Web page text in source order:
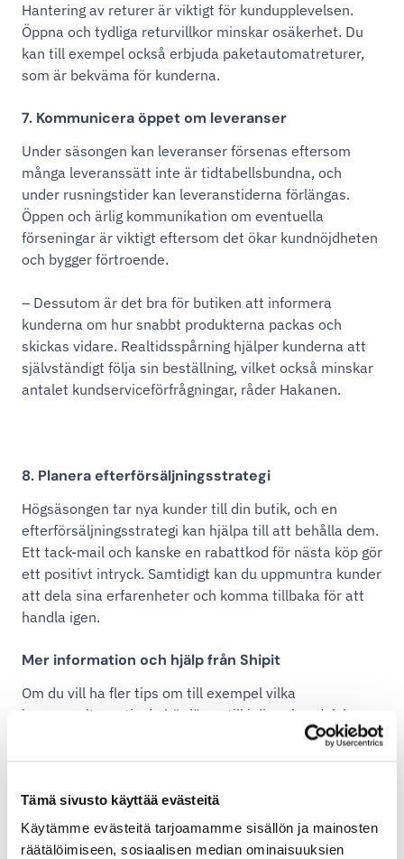
Tämä sivusto käyttää evästeitä
Käytämme evästeitä tarjoamamme sisällön ja mainosten
räätälöimiseen, sosiaalisen median ominaisuuksien
Hantering av returer är viktigt för kundupplevelsen.
Öppna och tydliga returvillkor minskar osäkerhet. Du
kan till exempel också erbjuda paketautomatreturer,
som är bekväma för kunderna.
7. Kommunicera öppet om leveranser
Under säsongen kan leveranser försenas eftersom
många leveranssätt inte är tidtabellsbundna, och
under rusningstider kan leveranstiderna förlängas.
Öppen och ärlig kommunikation om eventuella
förseningar är viktigt eftersom det ökar kundnöjdheten
och bygger förtroende.
– Dessutom är det bra för butiken att informera
kunderna om hur snabbt produkterna packas och
skickas vidare. Realtidsspårning hjälper kunderna att
självständigt följa sin beställning, vilket också minskar
antalet kundserviceförfrågningar, råder Hakanen.
8. Planera efterförsäljningsstrategi
Högsäsongen tar nya kunder till din butik, och en
efterförsäljningsstrategi kan hjälpa till att behålla dem.
Ett tack-mail och kanske en rabattkod för nästa köp gör
ett positivt intryck. Samtidigt kan du uppmuntra kunder
att dela sina erfarenheter och komma tillbaka för att
handla igen.
Mer information och hjälp från Shipit
Om du vill ha fler tips om till exempel vilka
leveransalternativ du bör lägga till i din e-handelskassa
eller hur du packar produkter korrekt för både inrikes
– För oss är varje kund lika viktig, och vi hjälper varje
kund – oavsett om det är en stor eller liten e-handel